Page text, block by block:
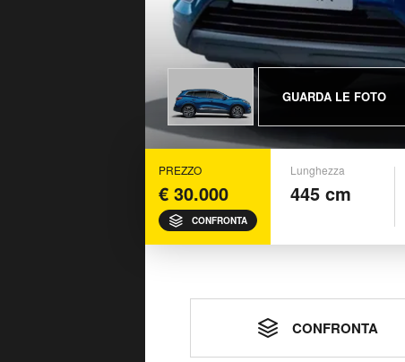
GUARDA LE FOTO
PREZZO
€ 30.000
CONFRONTA
Lunghezza
445 cm
CONFRONTA